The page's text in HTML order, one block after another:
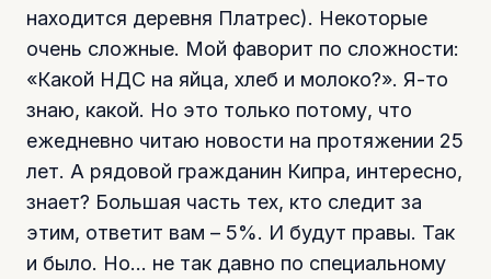
находится деревня Платрес). Некоторые
очень сложные. Мой фаворит по сложности:
«Какой НДС на яйца, хлеб и молоко?». Я-то
знаю, какой. Но это только потому, что
ежедневно читаю новости на протяжении 25
лет. А рядовой гражданин Кипра, интересно,
знает? Большая часть тех, кто следит за
этим, ответит вам – 5%. И будут правы. Так
и было. Но… не так давно по специальному